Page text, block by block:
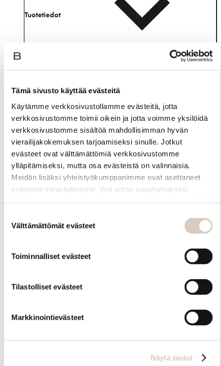
Tämä sivusto käyttää evästeitä
Käytämme verkkosivustollamme evästeitä, jotta
verkkosivustomme toimii oikein ja jotta voimme yksilöidä
verkkosivustomme sisältöä mahdollisimman hyvän
vierailijakokemuksen tarjoamiseksi sinulle. Jotkut
evästeet ovat välttämättömiä verkkosivustomme
ylläpitämiseksi, mutta osa evästeistä on valinnaisia.
Meidän lisäksi yhteistyökumppanimme ovat asettaneet
evästeitä sivustollemme. Voit antaa suostumuksesi
myöhemmin ”Evästeasetukset” -linkin kautta.
valinta
Välttämättömät evästeet
Toiminnalliset evästeet
Tilastolliset evästeet
Markkinointievästeet
Näytä tiedot
Tuotetiedot
Materiaali
Muut ostivat myös